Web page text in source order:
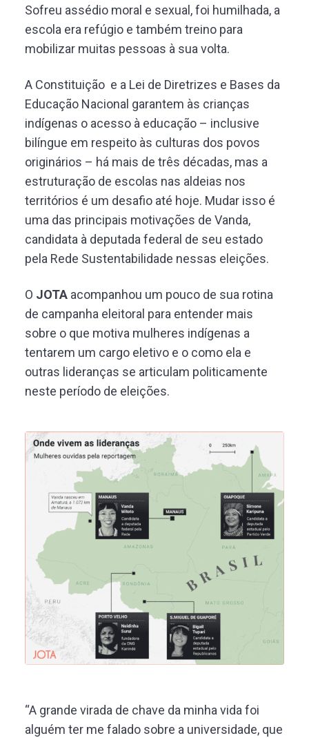
Sofreu assédio moral e sexual, foi humilhada, a
escola era refúgio e também treino para
mobilizar muitas pessoas à sua volta.
A Constituição e a Lei de Diretrizes e Bases da
Educação Nacional garantem às crianças
indígenas o acesso à educação – inclusive
bilíngue em respeito às culturas dos povos
originários – há mais de três décadas, mas a
estruturação de escolas nas aldeias nos
territórios é um desafio até hoje. Mudar isso é
uma das principais motivações de Vanda,
candidata à deputada federal de seu estado
pela Rede Sustentabilidade nessas eleições.
O JOTA acompanhou um pouco de sua rotina
de campanha eleitoral para entender mais
sobre o que motiva mulheres indígenas a
tentarem um cargo eletivo e o como ela e
outras lideranças se articulam politicamente
neste período de eleições.
“A grande virada de chave da minha vida foi
alguém ter me falado sobre a universidade, que